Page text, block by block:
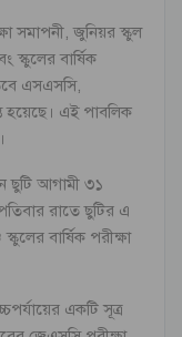
সমাপনী, জুনিয়র স্কুল
স্কুলের বার্ষিক
এসএসসি,
হয়েছে। এই পাবলিক
ছুটি আগামী ৩১
রাতে ছুটির এ
বার্ষিক পরীক্ষা
একটি সূত্র